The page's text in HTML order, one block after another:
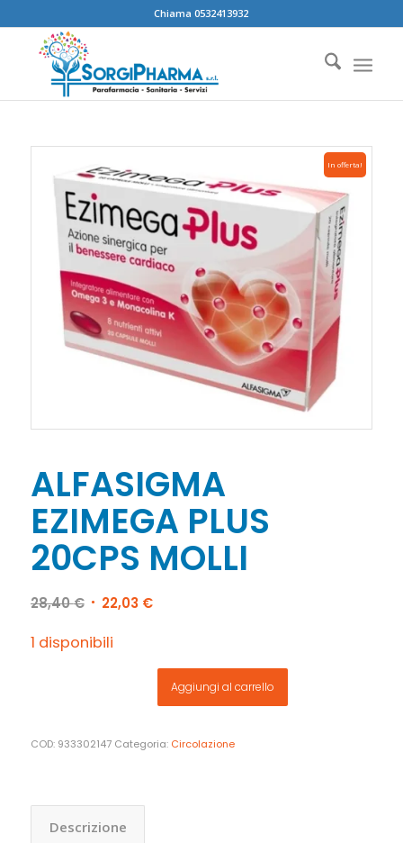
Chiama 0532413932
In offerta!
ALFASIGMA
EZIMEGA PLUS
20CPS MOLLI
28,40€ Il
originale
22,03 €Il
è:
22,03 €.
1 disponibili
Aggiungi al carrello
COD: 933302147 Categoria: Circolazione
Descrizione